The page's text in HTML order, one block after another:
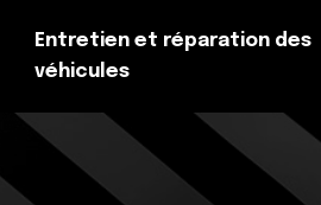
Entretien et réparation des
véhicules